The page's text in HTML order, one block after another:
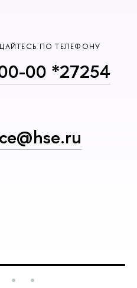
ПО ТЕЛЕФОНУ
00 *27254